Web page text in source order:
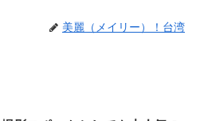
美麗（メイリー）！台湾